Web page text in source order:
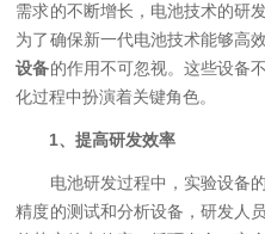
需求的不断增长，电池技术的研
为了确保新一代电池技术能够高
设备的作用不可忽视。这些设备
化过程中扮演着关键角色。
1、提高研发效率
电池研发过程中，实验设备的
精度的测试和分析设备，研发人